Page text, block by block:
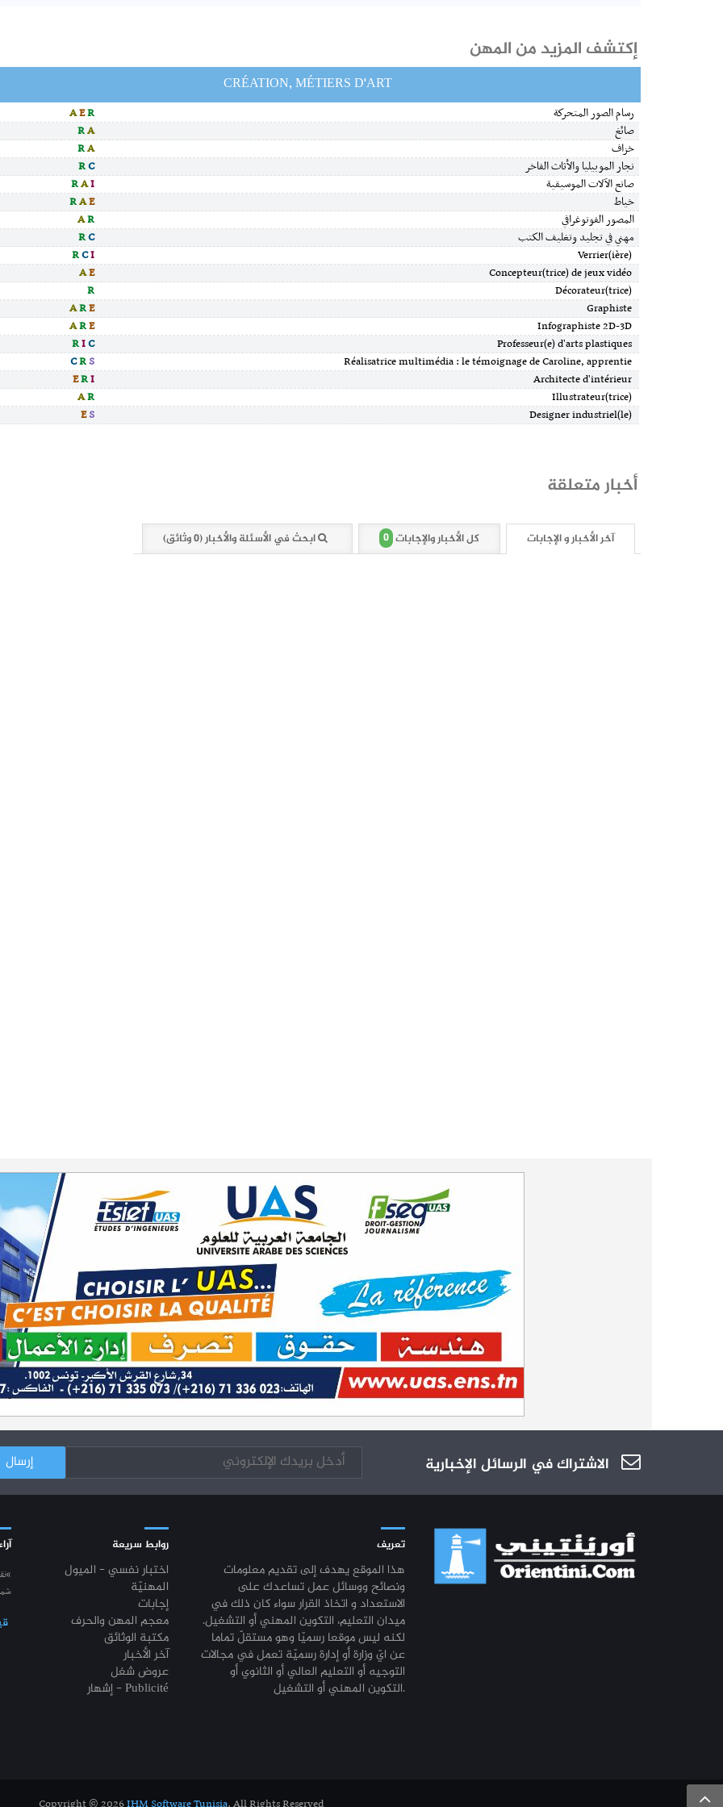
إكتشف المزيد من المهن
CRÉATION, MÉTIERS D'ART
رسام الصور المتحركة AER
صائغ
RA
خزاف
RA
نجار الموبيليا والأثاث الفاخر
RC
صانع الآلات الموسيقية
RAI
خياط
RAE
المصور الفوتوغرافي
AR
مهني في تجليد وتغليف الكتب
RC
RCI
AE
R
ARE
ARE
RIC
CRS
ERI
AR
ES
أخبار متعلقة
آخر الأخبار و الإجابات كل الأخبار والإجابات 0 ابحث في الأسئلة والأخبار (0 وثائق)
الاشتراك في الرسائل الإخبارية
تعريف
هذا الموقع يهدف إلى تقديم معلومات
ونصائح ووسائل عمل تساعدك على
الاستعداد و اتخاذ القرار سواء كان ذلك في
ميدان التعليم، التكوين المهني أو التشغيل.
لكنه ليس موقعا رسميّا وهو مستقلّ تماما
عن ايّ وزارة أو إدارة رسميّة تعمل في مجالات
التوجيه أو التعليم العالي أو الثانوي أو
التكوين المهني أو التشغيل.
روابط سريعة
اختبار نفسي - الميول
المهنيّة
إجابات
معجم المهن والحرف
مكتبة الوثائق
آخر الأخبار
عروض شغل
إشهار - Publicité